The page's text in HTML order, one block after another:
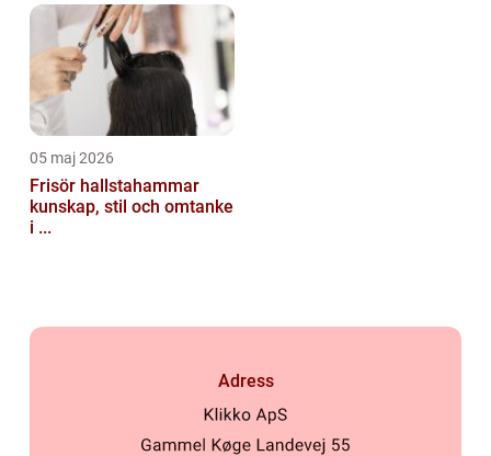
05 maj 2026
Frisör hallstahammar
kunskap, stil och omtanke
i ...
Adress